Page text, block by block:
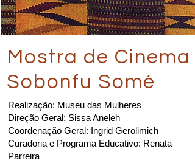
Mostra de Cinema
Sobonfu Somé
Realização: Museu das Mulheres
Direção Geral: Sissa Aneleh
Coordenação Geral: Ingrid Gerolimich
Curadoria e Programa Educativo: Renata
Parreira